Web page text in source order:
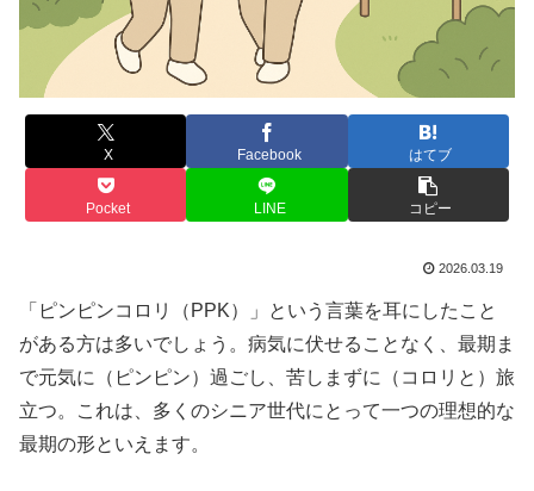
X Facebook はてブ
Pocket LINE コピー
2026.03.19
「ピンピンコロリ（PPK）」という言葉を耳にしたこと
がある方は多いでしょう。病気に伏せることなく、最期ま
で元気に（ピンピン）過ごし、苦しまずに（コロリと）旅
立つ。これは、多くのシニア世代にとって一つの理想的な
最期の形といえます。